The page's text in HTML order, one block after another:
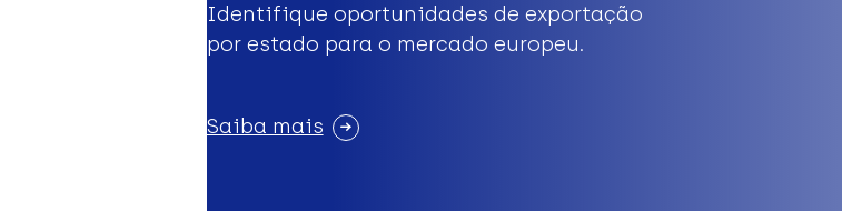
Identifique oportunidades de exportação
por estado para o mercado europeu.
Saiba mais